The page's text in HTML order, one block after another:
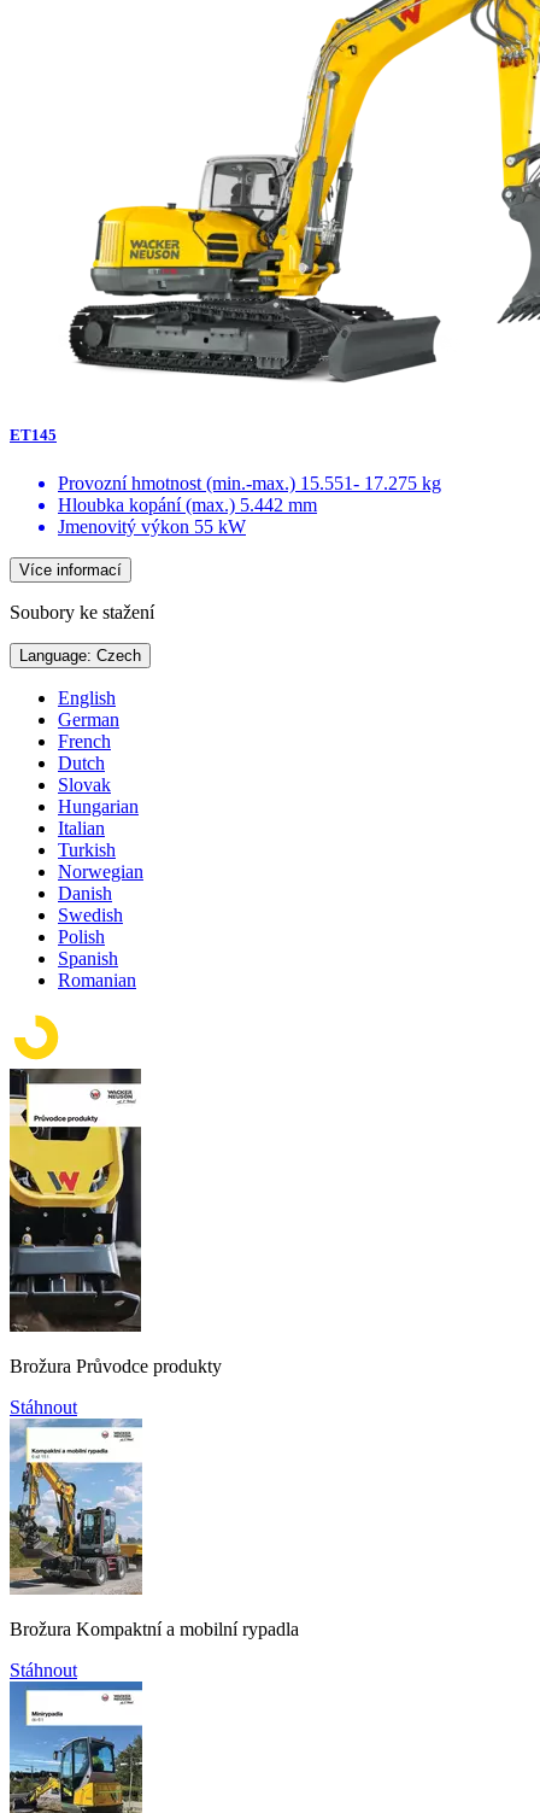
ET145
Provozní hmotnost (min.-max.) 15.551- 17.275 kg
Hloubka kopání (max.) 5.442 mm
Jmenovitý výkon 55 kW
Více informací
Soubory ke stažení
Language: Czech
English
German
French
Dutch
Slovak
Hungarian
Italian
Turkish
Norwegian
Danish
Swedish
Polish
Spanish
Romanian
Brožura Průvodce produkty
Stáhnout
Brožura Kompaktní a mobilní rypadla
Stáhnout